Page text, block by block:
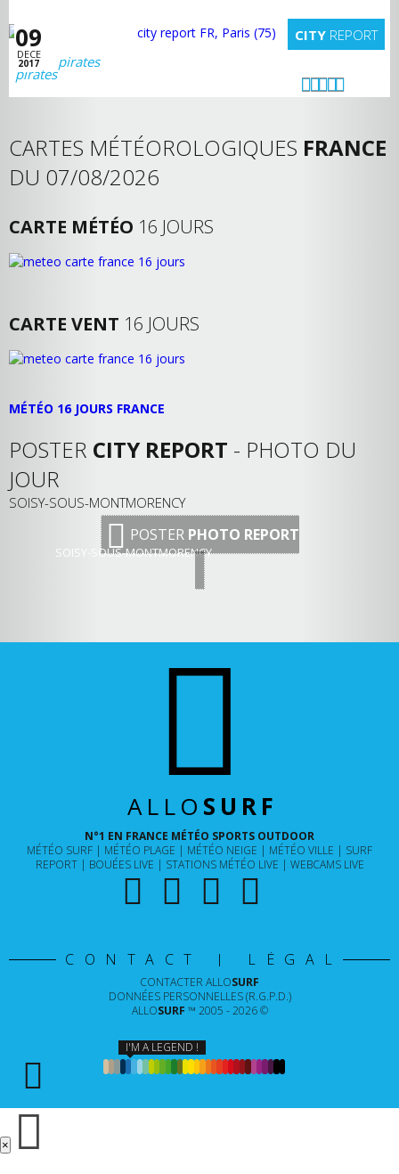
09
DECE
2017
CITY REPORT
pirates
CARTES MÉTÉOROLOGIQUES FRANCE
DU 07/08/2026
CARTE MÉTÉO 16 JOURS
CARTE VENT 16 JOURS
MÉTÉO 16 JOURS FRANCE
POSTER CITY REPORT - PHOTO DU
JOUR
SOISY-SOUS-MONTMORENCY
POSTER PHOTO REPORT
SOISY-SOUS-MONTMORENCY
ALLO SURF
N°1 EN FRANCE MÉTÉO SPORTS OUTDOOR
MÉTÉO SURF
MÉTÉO PLAGE MÉTÉO NEIGE MÉTÉO VILLE
SURF
REPORT
BOUÉES LIVE STATIONS MÉTÉO LIVE WEBCAMS LIVE
CONTACT | LÉGAL
CONTACTER ALLOSURF
DONNÉES PERSONNELLES (R.G.P.D.)
ALLOSURF ™ 2005 - 2026 ©
I'M A LEGEND !
×